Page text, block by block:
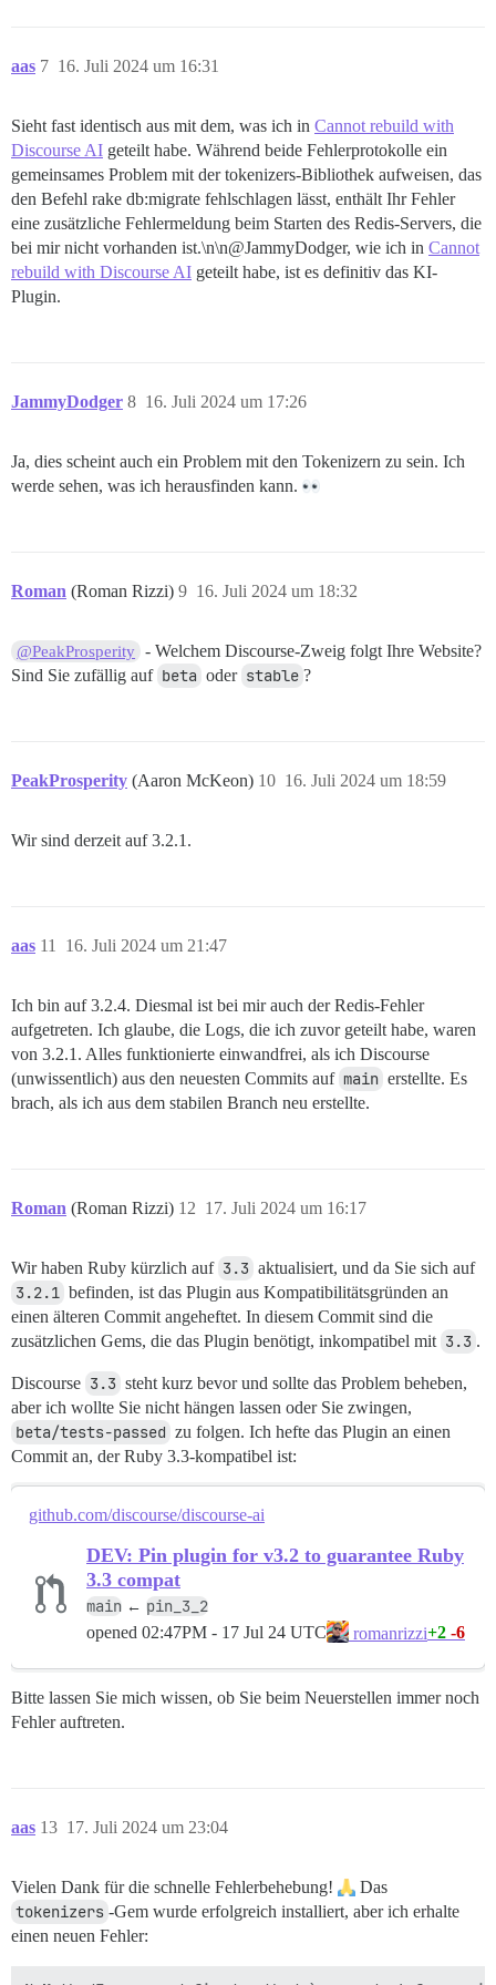
19. /var/www/discourse/lib/plugin_gem.rb:27:in `load'
20. /var/www/discourse/lib/plugin/instance.rb:857:in
21. /var/www/discourse/plugins/discourse-ai/
22. /var/www/discourse/lib/plugin/instance.rb:754:in
23. /var/www/discourse/lib/plugin/
26. /var/www/discourse/lib/discourse.rb:344:in
27. /var/www/discourse/config/
28. /var/www/discourse/lib/plugin.rb:6:in
32. /var/www/discourse/Rakefile:7:in `<top
35. /usr/local/bin/bundle:25:in `<main>'
36. LoadError: cannot load such file -- tokenizers/
40. /var/www/discourse/vendor/bundle/ruby/3.3.0/
41. /var/www/discourse/vendor/bundle/ruby/3.3.0/
42. /var/www/discourse/lib/plugin_gem.rb:27:in `load'
45. /var/www/discourse/lib/plugin/instance.rb:754:in
47. /var/www/discourse/lib/discourse.rb:347:in
48. /var/www/discourse/lib/discourse.rb:344:in `each'
50. /var/www/discourse/config/application.rb:227:in
51. /var/www/discourse/lib/plugin.rb:6:in
52. /var/www/discourse/config/application.rb:227:in
53. /var/www/discourse/config/application.rb:75:in
54. /var/www/discourse/config/application.rb:74:in
55. /var/www/discourse/Rakefile:7:in `<top
56. /var/www/discourse/vendor/bundle/ruby/3.3.0/
57. /usr/local/bin/bundle:25:in `load'
58. /usr/local/bin/bundle:25:in `<main>'
62. 1 gem installed
* I, [2024-07-15T15:46:33.014198 #1] INFO -- :
aas 16. Juli 2024 um 16:31
7
Sieht fast identisch aus mit dem, was ich in Cannot rebuild with
Discourse AI geteilt habe. Während beide Fehlerprotokolle ein
gemeinsames Problem mit der tokenizers-Bibliothek aufweisen, das
den Befehl rake db:migrate fehlschlagen lässt, enthält Ihr Fehler
eine zusätzliche Fehlermeldung beim Starten des Redis-Servers, die
bei mir nicht vorhanden ist.\n\n@JammyDodger, wie ich in Cannot
rebuild with Discourse AI geteilt habe, ist es definitiv das KI-
Plugin.
JammyDodger 16. Juli 2024 um 17:26
8
Ja, dies scheint auch ein Problem mit den Tokenizern zu sein. Ich
werde sehen, was ich herausfinden kann.
Roman (Roman Rizzi) 16. Juli 2024 um 18:32
9
@PeakProsperity - Welchem Discourse-Zweig folgt Ihre Website?
Sind Sie zufällig auf beta oder stable ?
PeakProsperity (Aaron McKeon) 16. Juli 2024 um 18:59
10
Wir sind derzeit auf 3.2.1.
aas 16. Juli 2024 um 21:47
11
Ich bin auf 3.2.4. Diesmal ist bei mir auch der Redis-Fehler
aufgetreten. Ich glaube, die Logs, die ich zuvor geteilt habe, waren
von 3.2.1. Alles funktionierte einwandfrei, als ich Discourse
(unwissentlich) aus den neuesten Commits auf main erstellte. Es
brach, als ich aus dem stabilen Branch neu erstellte.
Roman (Roman Rizzi) 17. Juli 2024 um 16:17
12
Wir haben Ruby kürzlich auf 3.3 aktualisiert, und da Sie sich auf
3.2.1 befinden, ist das Plugin aus Kompatibilitätsgründen an
einen älteren Commit angeheftet. In diesem Commit sind die
zusätzlichen Gems, die das Plugin benötigt, inkompatibel mit 3.3 .
Discourse 3.3 steht kurz bevor und sollte das Problem beheben,
aber ich wollte Sie nicht hängen lassen oder Sie zwingen,
beta/tests-passed zu folgen. Ich hefte das Plugin an einen
Commit an, der Ruby 3.3-kompatibel ist:
github.com/discourse/discourse-ai
DEV: Pin plugin for v3.2 to guarantee Ruby
3.3 compat
main ← pin_3_2
opened 02:47PM - 17 Jul 24 UTC romanrizzi+2 -6
Bitte lassen Sie mich wissen, ob Sie beim Neuerstellen immer noch
Fehler auftreten.
aas 17. Juli 2024 um 23:04
13
Vielen Dank für die schnelle Fehlerbehebung! Das
tokenizers -Gem wurde erfolgreich installiert, aber ich erhalte
einen neuen Fehler: